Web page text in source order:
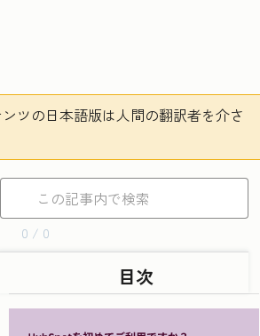
ツの日本語版は人間の翻訳者を介さ
0 / 0
目次